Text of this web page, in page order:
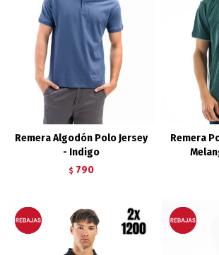
Remera Algodón Polo Jersey
- Indigo
$ 790
Remera